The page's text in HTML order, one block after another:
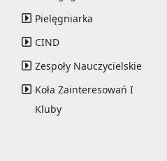
Pielęgniarka
CIND
Zespoły Nauczycielskie
Koła Zainteresowań I
Kluby